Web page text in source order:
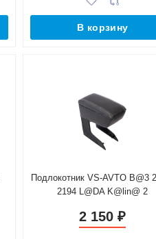
В корзину
Подлокотник VS-AVTO B@3
2194 L@DA K@lin@ 2
2 150₽